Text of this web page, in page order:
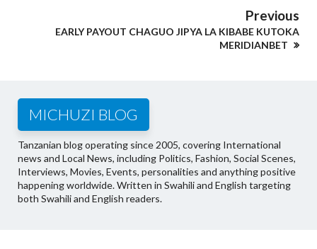
Previous
EARLY PAYOUT CHAGUO JIPYA LA KIBABE KUTOKA
MERIDIANBET
MICHUZI BLOG
Tanzanian blog operating since 2005, covering International
news and Local News, including Politics, Fashion, Social Scenes,
Interviews, Movies, Events, personalities and anything positive
happening worldwide. Written in Swahili and English targeting
both Swahili and English readers.